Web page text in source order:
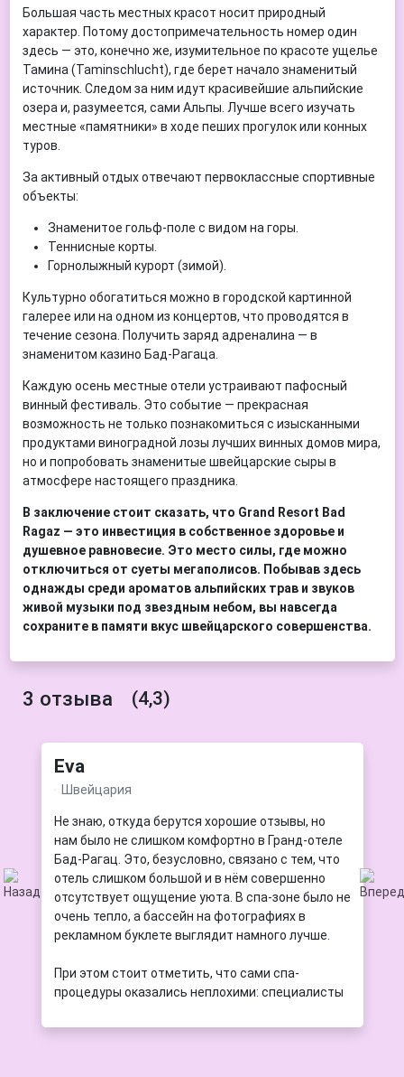
Большая часть местных красот носит природный
характер. Потому достопримечательность номер один
здесь — это, конечно же, изумительное по красоте ущелье
Тамина (Taminschlucht), где берет начало знаменитый
источник. Следом за ним идут красивейшие альпийские
озера и, разумеется, сами Альпы. Лучше всего изучать
местные «памятники» в ходе пеших прогулок или конных
туров.
За активный отдых отвечают первоклассные спортивные
объекты:
Знаменитое гольф-поле с видом на горы.
Теннисные корты.
Горнолыжный курорт (зимой).
Культурно обогатиться можно в городской картинной
галерее или на одном из концертов, что проводятся в
течение сезона. Получить заряд адреналина — в
знаменитом казино Бад-Рагаца.
Каждую осень местные отели устраивают пафосный
винный фестиваль. Это событие — прекрасная
возможность не только познакомиться с изысканными
продуктами виноградной лозы лучших винных домов мира,
но и попробовать знаменитые швейцарские сыры в
атмосфере настоящего праздника.
В заключение стоит сказать, что Grand Resort Bad
Ragaz — это инвестиция в собственное здоровье и
душевное равновесие. Это место силы, где можно
отключиться от суеты мегаполисов. Побывав здесь
однажды среди ароматов альпийских трав и звуков
живой музыки под звездным небом, вы навсегда
сохраните в памяти вкус швейцарского совершенства.
3 отзыва (4,3)
Eva
Швейцария
Не знаю, откуда берутся хорошие отзывы, но
нам было не слишком комфортно в Гранд-отеле
Бад-Рагац. Это, безусловно, связано с тем, что
отель слишком большой и в нём совершенно
отсутствует ощущение уюта. В спа-зоне было не
очень тепло, а бассейн на фотографиях в
рекламном буклете выглядит намного лучше.
При этом стоит отметить, что сами спа-
процедуры оказались неплохими: специалисты
порадовало. Жаль только, что в остальном